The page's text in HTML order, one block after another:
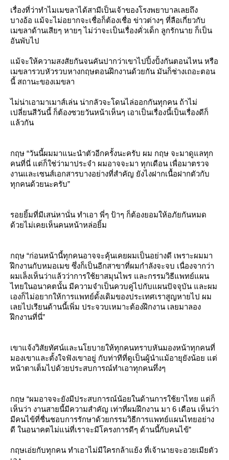
เรื่องที่ว่าทำไมเมขลาได้สามีเป็นเจ้าของโรงพยาบาลเลยถึง
บางอ้อ แม้จะไม่อยากจะเชื่อก็ต้องเชื่อ ข่าวต่างๆ ที่ลือเกี่ยวกับ
เมขลาด้านเสียๆ หายๆ ไม่ว่าจะเป็นเรื่องคั่วเด็ก ลูกรักนาย ก็เป็น
อันพับไป
ม้จะให้ความสงสัยกันจนคันปากว่าเขาไปปิ้งปั้งกันตอนไหน หรือ
เมขลารวบหัวรวบหางกฤษตอนฝึกงานด้วยกัน มันก็ช่างเถอะตอน
นี้ สถานะของเมขลา
ไม่น่าเอามาเมาส์เล่น น่ากลัวจะโดนไล่ออกกันทุกคน ถ้าไม่
เปลี่ยนสีวันนี้ ก็ต้องซวยวันหน้าเห็นๆ เอาเป็นเรื่องนี้เป็นเรื่องดีก็
ล้วกัน
กฤษ “วันนี้ผมมาแนะนำตัวอีกครั้งนะครับ ผม กฤษ จะมาดูแลทุก
คนที่นี่ แต่ก็ใช่ว่ามาประจำ ผมอาจจะมา ทุกเดือน เพื่อมาตรวจ
งานและเซนส์เอกสารบางอย่างที่สำคัญ ยังไงฝากเนื้อฝากตัวกับ
ทุกคนด้วยนะครับ”
รอยยิ้มที่มีเสน่หานั่น ทำเอา พี่ๆ ป้าๆ ก็ต้องยอมให้อภัยกันหมด
ด้วยไม่เคยเห็นคนหน้าหล่อยิ้ม
กฤษ “ก่อนหน้านี้ทุกคนอาจจะคุ้นเคยผมเป็นอย่างดี เพราะผมมา
ฝึกงานกับหมอเมข ซึ่งก็เป็นอีกสาขาที่ผมกำลังจะจบ เนื่องจากว่า
ผมเล็งเห็นว่าแล้วว่าการใช้ยาสมุนไพร และกรรมวิธีแพทย์แผน
ไทยในอนาคตนั้น มีความจำเป็นควบคู่ไปกับแผนปัจจุบัน และผม
เองก็ไม่อยากให้การแพทย์ดั้งเดิมของประเทศเราสูญหายไป ผม
เลยไปเรียนด้านนี้เพิ่ม ประจวบเหมาะต้องฝึกงาน เลยมาลอง
ฝึกงานที่นี่”
เขาแจ้งวิสัยทัศน์และนโยบายให้ทุกคนทราบหันมองหน้าทุกคนที่
มองเขาและตั้งใจฟังเขาอยู่ กับท่าทีที่ดูเป็นผู้นำแม้อายุยังน้อย แต่
หน้าตาเต็มไปด้วยประสบการณ์ทำเอาทุกคนทึ่งๆ
กฤษ “ผมอาจจะยังมีประสบการณ์น้อยในด้านการใช้ยาไทย แต่ก็
เห็นว่า งานสายนี้มีความสำคัญ เท่าที่ผมฝึกงาน มา 6 เดือน เห็นว่า
มีคนไข้ที่ชื่นชอบการรักษาด้วยกรรมวิธีการแพทย์แผนไทยอย่าง
ดี ในอนาคตไม่แน่ที่เราจะมีโครงการดีๆ ด้านนี้กับคนไข้”
กฤษเอ่ยกับทุกคน ทำเอาไม่มีใครกล้าแย้ง ที่เจ้านายจะอวยเมียตัว